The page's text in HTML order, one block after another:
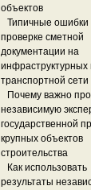
объектов
Типичные ошибки
проверке сметной
документации на
инфраструктурных
транспортной сети
Почему важно
независимую
государственной
крупных объектов
строительства
Как использовать
результаты